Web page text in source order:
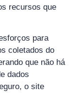
recursos que
para
coletados do
que não há
dados
o site